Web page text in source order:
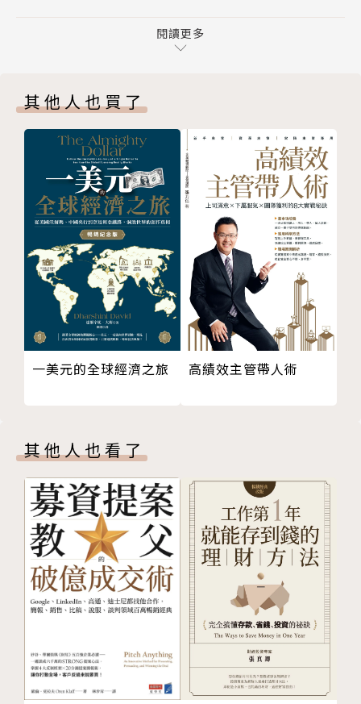
商。2000年成為台灣第一家上巿的通路公司，2009年
營收突破千億，2010年底加入大聯大控股集團，力拼
世界第一。現任大聯大集團副董事長、友尚董事長。創
業初期便立下了「無私分享」的人生目標，非常重視教
育訓練，遂從1995年開始著手整理歷年來的實務心
得，陸續累積約60萬字，並依課題分門別類，整理成
「業務實戰篇」、「觀念篇」、「經營札記」三本「分
享系列」教材，做為內部教育訓練之用。
相關著作
《讓上司放心交辦任務的CSI工作術：工作零失誤，你
的升官加薪永遠比別人早一步》
歷任IDG集團PC World Taiwan發行人兼總編輯、華
威通信網路總經理、宏廣集團藝動網執行副總、國家型
數位學習子計畫執行長。曾與資策會合作策畫台灣首屆
網際網路萬人大學模擬考，也承辦過金門文化藝術節、
阿里山生命豆季等大型藝文活動，從資訊、網路動畫角
色開發到藝文活動，最樂在其中的還是與台灣創業家一
起記錄產業訣竅和轉換企業隱性知識的工作。2009年
成立玄人社公司，以協助企業有系統地記錄隱性知識、
傳承企業文化為終身職志。著有《台灣資訊電子產業版
圖》《從美濃到美隆》等。
相關著作
每個人都應該制定多一小步的服務
二十一種成就多一小步的服務思維
多一小步的五大效益
SOP的終極指標：用心行動＋用腦思考＝心的智慧
第二章 人際間的互動與經營
活力的一天從「Say Hello!」展開
熱情與人互動是建立人際關係的第一步
內部經營與外部經營必須並重
要訣：將平凡小事做到超越期待
第三章 讓「好雞婆」（熱心）成為黏著劑
一個貼心，換來紐約大飯店
不求回報，貴人卻總是在身邊
雞婆的好處
人際互動對個人與組織的價值
結語 樂在其中的做事精神，是你最強的隱形競爭力
閱讀更多
其他人也買了
一美元的全球經濟之旅 高績效主管帶人術
其他人也看了